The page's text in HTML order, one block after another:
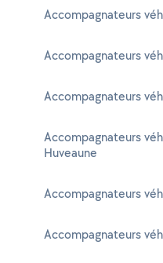
Accompagnateurs
Accompagnateurs
Accompagnateurs
Accompagnateurs
Huveaune
Accompagnateurs
Accompagnateurs